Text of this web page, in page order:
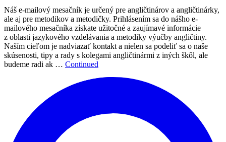
Náš e-mailový mesačník je určený pre angličtinárov a angličtinárky,
ale aj pre metodikov a metodičky. Prihlásením sa do nášho e-
mailového mesačníka získate užitočné a zaujímavé informácie
z oblasti jazykového vzdelávania a metodiky výučby angličtiny.
Naším cieľom je nadviazať kontakt a nielen sa podeliť sa o naše
skúsenosti, tipy a rady s kolegami angličtinármi z iných škôl, ale
budeme radi ak … Continued